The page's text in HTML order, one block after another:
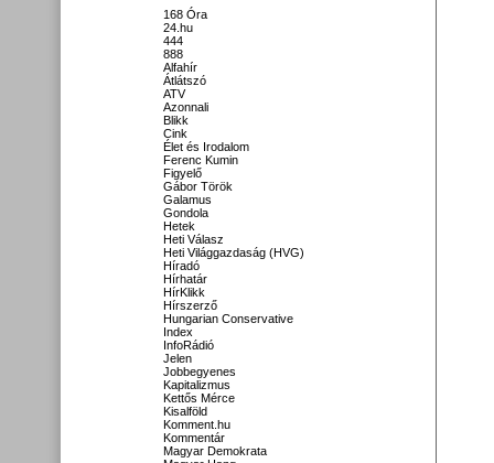
168 Óra
24.hu
444
888
Alfahír
Átlátszó
ATV
Azonnali
Blikk
Cink
Élet és Irodalom
Ferenc Kumin
Figyelő
Gábor Török
Galamus
Gondola
Hetek
Heti Válasz
Heti Világgazdaság (HVG)
Híradó
Hírhatár
HírKlikk
Hírszerző
Hungarian Conservative
Index
InfoRádió
Jelen
Jobbegyenes
Kapitalizmus
Kettős Mérce
Kisalföld
Komment.hu
Kommentár
Magyar Demokrata